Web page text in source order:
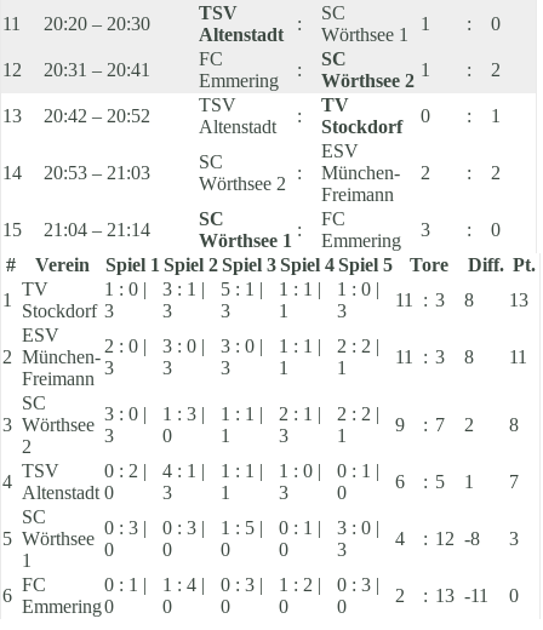
11 20:20 – 20:30
TSV
Altenstadt
:
SC
Wörthsee 1
1 : 0
12 20:31 – 20:41
FC
Emmering
:
SC
Wörthsee 2
1 : 2
13 20:42 – 20:52
TSV
Altenstadt
:
TV
Stockdorf
0 : 1
14 20:53 – 21:03
SC
Wörthsee 2
:
ESV
München-
Freimann
2 : 2
15 21:04 – 21:14
SC
Wörthsee 1
:
FC
Emmering
3 :
0
#
Verein Spiel 1 Spiel 2 Spiel 3 Spiel 4 Spiel 5 Tore Diff. Pt.
1
TV
Stockdorf
1 : 0 |
3
3 : 1 |
3
5 : 1 |
3
1 : 1 |
1
1 : 0 |
3
11 : 3 8 13
2
ESV
München-
Freimann
2 : 0 |
3
3 : 0 |
3
3 : 0 |
3
1 : 1 |
1
2 : 2 |
1
11 : 3 8 11
3
SC
Wörthsee
2
3 : 0 |
3
1 : 3 |
0
1 : 1 |
1
2 : 1 |
3
2 : 2 |
1
9 : 7 2 8
4
TSV
Altenstadt
0 : 2 |
0
4 : 1 |
3
1 : 1 |
1
1 : 0 |
3
0 : 1 |
0
6 : 5 1 7
5
SC
Wörthsee
1
0 : 3 |
0
0 : 3 |
0
1 : 5 |
0
0 : 1 |
0
3 : 0 |
3
4 : 12 -8 3
6
FC
Emmering
0 : 1 |
0
1 : 4 |
0
0 : 3 |
0
1 : 2 |
0
0 : 3 |
0
2 : 13 -11 0